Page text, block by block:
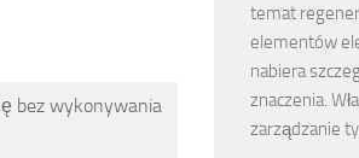
bez wykonywania
temat
elementów
nabiera
znaczenia.
zarządzanie